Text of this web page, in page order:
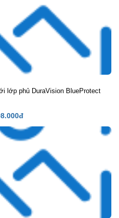
lớp phủ DuraVision BlueProtect